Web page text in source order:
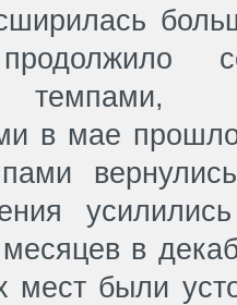
продолжило
темпами,
в мае
в
мест были